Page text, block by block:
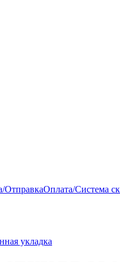
ОтправкаОплата/Система
укладка